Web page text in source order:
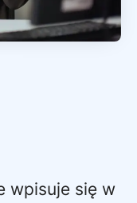
wpisuje się w